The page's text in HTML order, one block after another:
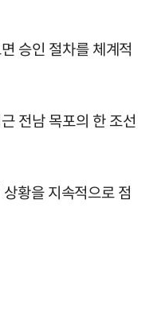
승인 절차를 체계적
전남 목포의 한 조선
황을 지속적으로 점